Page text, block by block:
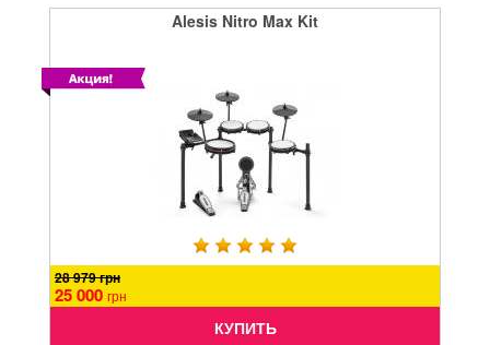
Alesis Nitro Max Kit
28 979 грн
25 000 грн
КУПИТЬ